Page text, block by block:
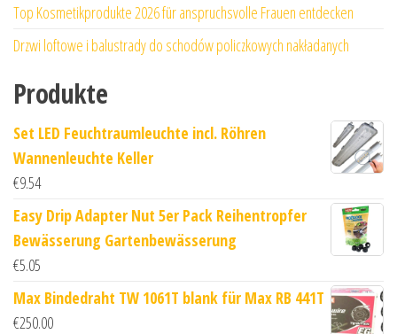
Top Kosmetikprodukte 2026 für anspruchsvolle Frauen entdecken
Drzwi loftowe i balustrady do schodów policzkowych nakładanych
Produkte
Set LED Feuchtraumleuchte incl. Röhren
Wannenleuchte Keller
€9.54
Easy Drip Adapter Nut 5er Pack Reihentropfer
Bewässerung Gartenbewässerung
€5.05
Max Bindedraht TW 1061T blank für Max RB 441T
€250.00